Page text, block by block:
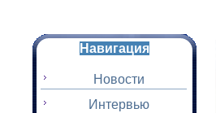
Навигация
Новости
Интервью